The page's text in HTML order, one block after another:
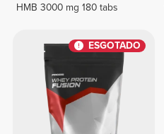
HMB 3000 mg 180 tabs
ESGOTADO